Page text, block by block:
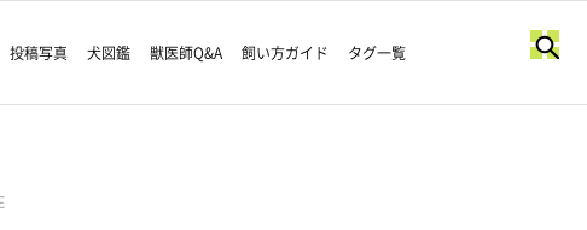
投稿写真 犬図鑑 獣医師Q&A 飼い方ガイド タグ一覧